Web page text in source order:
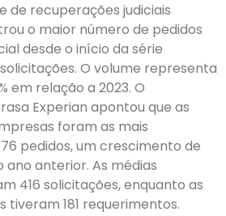
de recuperações judiciais
o maior número de pedidos
desde o início da série
O volume representa
em relação a 2023. O
Experian apontou que as
foram as mais
pedidos, um crescimento de
ano anterior. As médias
416 solicitações, enquanto as
tiveram 181 requerimentos.